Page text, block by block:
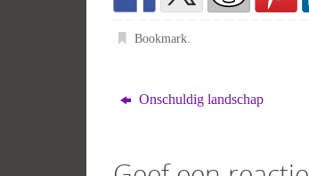
Bookmark
Onschuldig landschap